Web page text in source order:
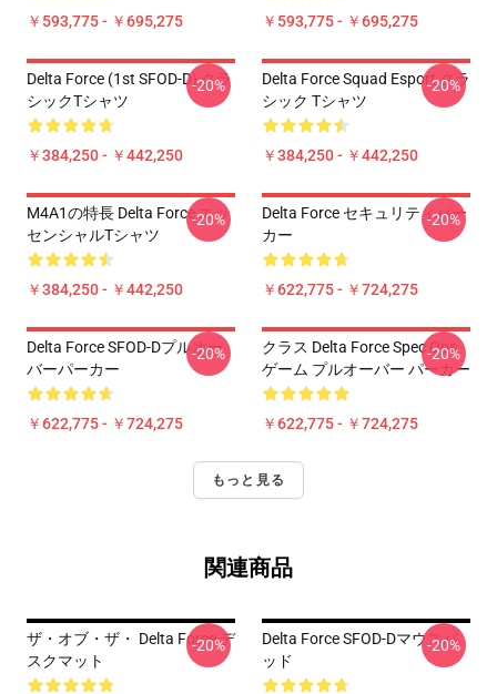
￥593,775 - ￥695,275 ￥593,775 - ￥695,275
Delta Force (1st SFOD-D) クラ
シックTシャツ
￥384,250 - ￥442,250
-20%
Delta Force Squad Esport クラ
シック Tシャツ
￥384,250 - ￥442,250
-20%
M4A1の特長 Delta Force エッ
センシャルTシャツ
￥384,250 - ￥442,250
-20%
Delta Force セキュリティパー
カー
￥622,775 - ￥724,275
-20%
Delta Force SFOD-Dプルオー
バーパーカー
￥622,775 - ￥724,275
-20%
クラス Delta Force Spec Ops
ゲーム プルオーバー パーカー
￥622,775 - ￥724,275
-20%
もっと見る
関連商品
ザ・オブ・ザ・ Delta Force デ
スクマット
-20%
Delta Force SFOD-Dマウスパ
ッド
-20%